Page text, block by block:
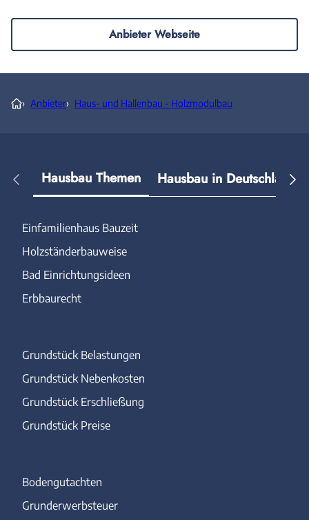
Anbieter Webseite
› Anbieter› Haus- und Hallenbau - Holzmodulbau
Hausbau Themen Hausbau in Deutschland
Einfamilienhaus Bauzeit
Holzständerbauweise
Bad Einrichtungsideen
Erbbaurecht
Grundstück Belastungen
Grundstück Nebenkosten
Grundstück Erschließung
Grundstück Preise
Bodengutachten
Grunderwerbsteuer